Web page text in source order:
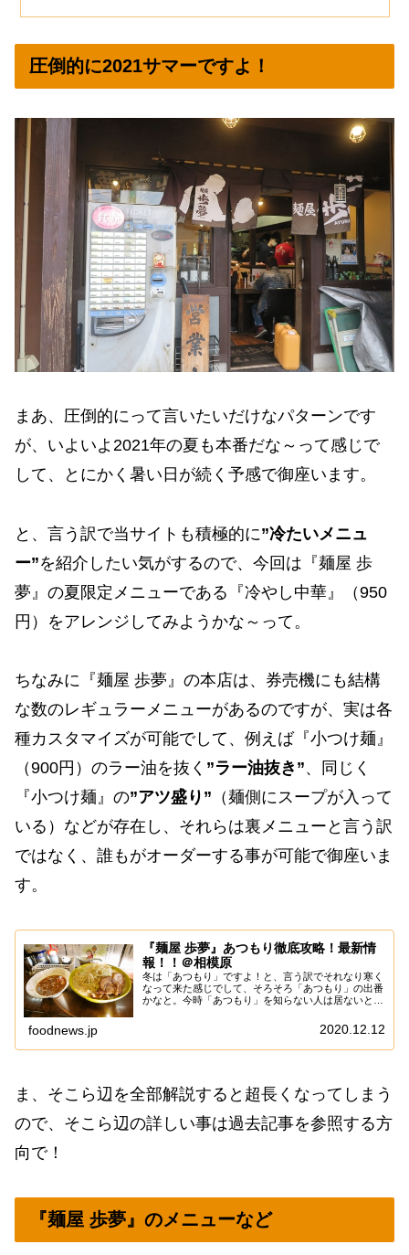
圧倒的に2021サマーですよ！
まあ、圧倒的にって言いたいだけなパターンです
が、いよいよ2021年の夏も本番だな～って感じで
して、とにかく暑い日が続く予感で御座います。
と、言う訳で当サイトも積極的に”冷たいメニュ
ー”を紹介したい気がするので、今回は『麺屋 歩
夢』の夏限定メニューである『冷やし中華』（950
円）をアレンジしてみようかな～って。
ちなみに『麺屋 歩夢』の本店は、券売機にも結構
な数のレギュラーメニューがあるのですが、実は各
種カスタマイズが可能でして、例えば『小つけ麺』
（900円）のラー油を抜く ”ラー油抜き”、同じく
『小つけ麺』の”アツ盛り” （麺側にスープが入って
いる）などが存在し、それらは裏メニューと言う訳
ではなく、誰もがオーダーする事が可能で御座いま
す。
『麺屋 歩夢』あつもり徹底攻略！最新情
報！！＠相模原
冬は「あつもり」ですよ！と、言う訳でそれなり寒く
なって来た感じでして、そろそろ「あつもり」の出番
かなと。今時「あつもり」を知らない人は居ないと思
る”つけ麺”の麺を水で締めず、逆にスープを入れて盛
foodnews.jp 2020.12.12
ま、そこら辺を全部解説すると超長くなってしまう
ので、そこら辺の詳しい事は過去記事を参照する方
向で！
『麺屋 歩夢』のメニューなど